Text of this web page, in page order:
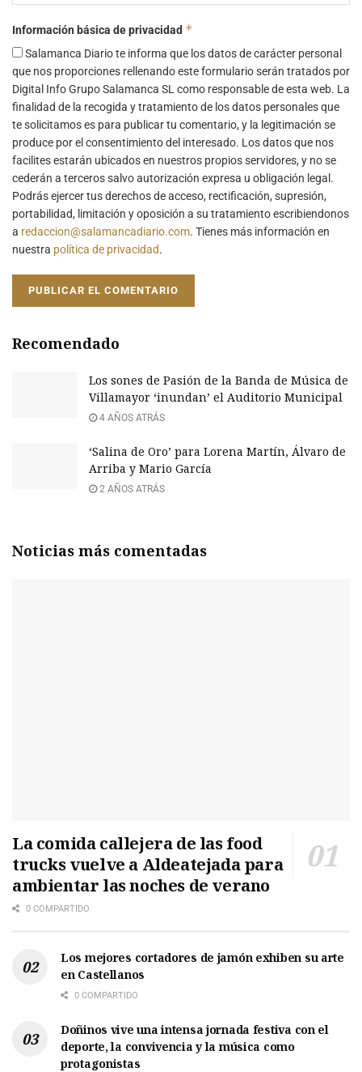
Información básica de privacidad *
Salamanca Diario te informa que los datos de carácter personal
que nos proporciones rellenando este formulario serán tratados por
Digital Info Grupo Salamanca SL como responsable de esta web. La
finalidad de la recogida y tratamiento de los datos personales que
te solicitamos es para publicar tu comentario, y la legitimación se
produce por el consentimiento del interesado. Los datos que nos
facilites estarán ubicados en nuestros propios servidores, y no se
cederán a terceros salvo autorización expresa u obligación legal.
Podrás ejercer tus derechos de acceso, rectificación, supresión,
portabilidad, limitación y oposición a su tratamiento escribiendonos
a redaccion@salamancadiario.com. Tienes más información en
nuestra política de privacidad.
Recomendado
Los sones de Pasión de la Banda de Música de
Villamayor ‘inundan’ el Auditorio Municipal
4 AÑOS ATRÁS
‘Salina de Oro’ para Lorena Martín, Álvaro de
Arriba y Mario García
2 AÑOS ATRÁS
Noticias más comentadas
La comida callejera de las food
trucks vuelve a Aldeatejada para
ambientar las noches de verano
0 COMPARTIDO
Los mejores cortadores de jamón exhiben su arte
en Castellanos
0 COMPARTIDO
Doñinos vive una intensa jornada festiva con el
deporte, la convivencia y la música como
protagonistas